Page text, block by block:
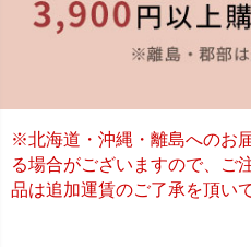
※北海道・沖縄・離島へのお
る場合がございますので、ご
品は追加運賃のご了承を頂い